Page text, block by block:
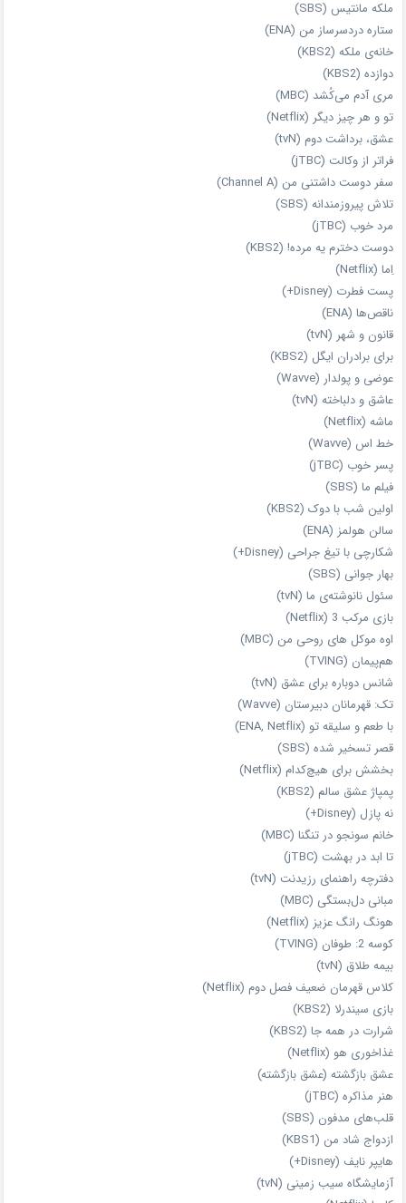
ملکه‌ مانتیس (SBS)
ستاره دردسرساز من (ENA)
خانه‌ی ملکه (KBS2)
دوازده (KBS2)
مری آدم می‌کُشد (MBC)
تو و هر چیز دیگر (Netflix)
عشق، برداشت دوم (tvN)
فراتر از وکالت (jTBC)
سفر دوست‌ داشتنی من (Channel A)
تلاش پیروزمندانه (SBS)
مرد خوب (jTBC)
دوست دخترم یه مرده! (KBS2)
اِما (Netflix)
پست فطرت (Disney+)
ناقص‌ها (ENA)
قانون و شهر (tvN)
برای برادران ایگل (KBS2)
عوضی و پولدار (Wavve)
عاشق و دلباخته (tvN)
ماشه (Netflix)
خط اس (Wavve)
پسر خوب (jTBC)
فیلم ما (SBS)
اولین شب با دوک (KBS2)
سالن هولمز (ENA)
شکارچی با تیغ جراحی (Disney+)
بهار جوانی (SBS)
سئول نانوشته‌ی ما (tvN)
بازی مرکب 3 (Netflix)
اوه موکل های روحی من (MBC)
هم‌پیمان (TVING)
شانس دوباره برای عشق (tvN)
تک: قهرمانان دبیرستان (Wavve)
با طعم و سلیقه تو (ENA, Netflix)
قصر تسخیر شده (SBS)
بخشش برای هیچ‌کدام (Netflix)
پمپاژ عشق سالم (KBS2)
نه پازل (Disney+)
خانم سونجو در تنگنا (MBC)
تا ابد در بهشت (jTBC)
دفترچه راهنمای رزیدنت (tvN)
مبانی دل‌بستگی (MBC)
هونگ رانگ عزیز (Netflix)
کوسه 2: طوفان (TVING)
بیمه طلاق (tvN)
کلاس قهرمان ضعیف فصل دوم (Netflix)
بازی سیندرلا (KBS2)
شرارت در همه‌ جا (KBS2)
غذاخوری هو (Netflix)
عشق بازگشته (عشق بازگشته)
هنر مذاکره (jTBC)
قلب‌های مدفون (SBS)
ازدواج شاد من (KBS1)
هایپر نایف (Disney+)
آزمایشگاه سیب‌ زمینی (tvN)